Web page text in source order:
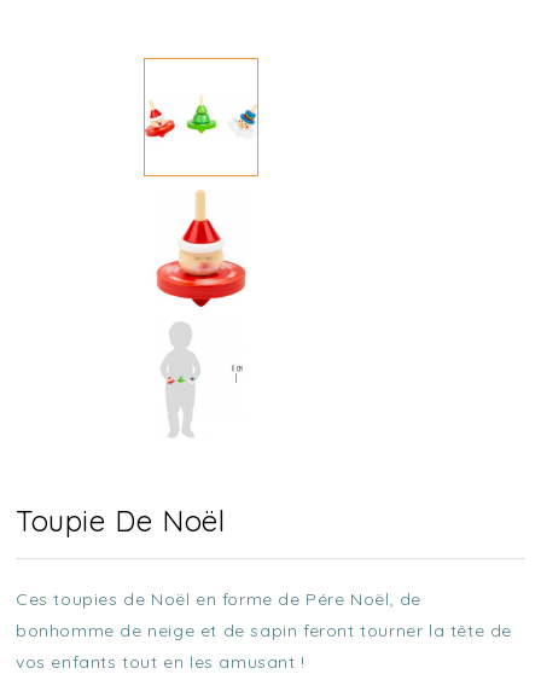
Toupie De Noël
Ces toupies de Noël en forme de Pére Noël, de
bonhomme de neige et de sapin feront tourner la tête de
vos enfants tout en les amusant !